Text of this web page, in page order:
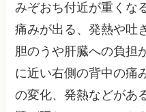
みぞおち付近が重くな
痛みが出る、発熱や吐
胆のうや肝臓への負担
に近い右側の背中の痛
の変化、発熱などがあ